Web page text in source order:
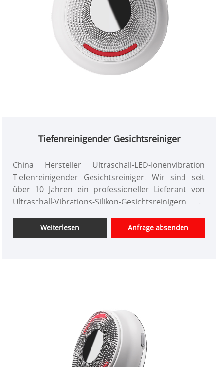
Tiefenreinigender Gesichtsreiniger
China Hersteller Ultraschall-LED-Ionenvibration
Tiefenreinigender Gesichtsreiniger. Wir sind seit
über 10 Jahren ein professioneller Lieferant von
Ultraschall-Vibrations-Silikon-Gesichtsreinigern in
Schönheitsinstrumenten, haben einen guten
Preisvorteil und bieten Designdienstleistungen an.
Weiterlesen Anfrage absenden